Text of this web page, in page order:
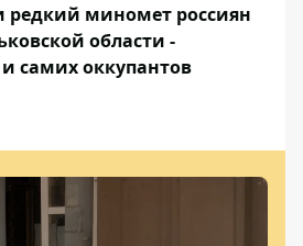
миномет россиян
области -
самих оккупантов